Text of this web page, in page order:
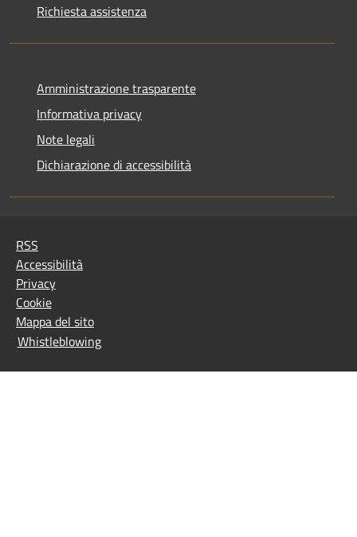
Richiesta assistenza
Amministrazione trasparente
Informativa privacy
Note legali
Dichiarazione di accessibilità
RSS
Accessibilità
Privacy
Cookie
Mappa del sito
Whistleblowing